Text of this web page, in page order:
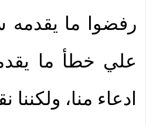
رفضوا ما يقدمه
علي خطأ ما
ادعاء منا، ولكننا